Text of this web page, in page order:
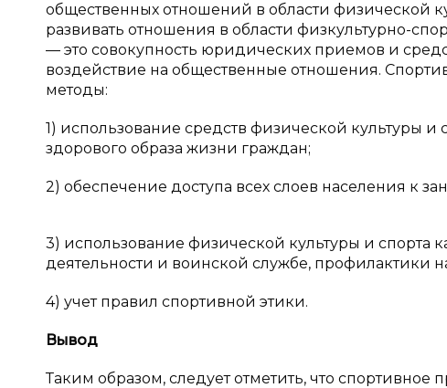
общественных отношений в области физической
развивать отношения в области физкультурно-
— это совокупность юридических приемов и
воздействие на общественные отношения.
методы:
1) использование средств физической культуры
здорового образа жизни граждан;
2) обеспечение доступа всех слоев населения к
3) использование физической культуры и спорта
деятельности и воинской службе, профилактики
4) учет правил спортивной этики.
Вывод
Таким образом, следует отметить, что